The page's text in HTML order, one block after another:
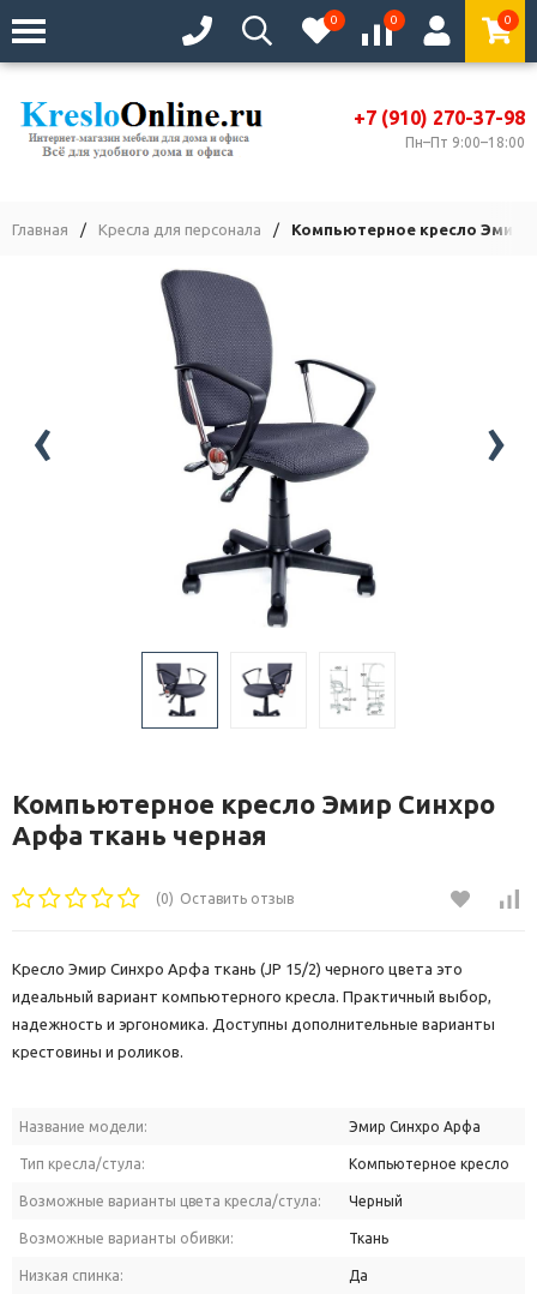
0 0 0
+7 (910) 270-37-98
Пн–Пт 9:00–18:00
Главная / Кресла для персонала / Компьютерное кресло Эмир
‹ ›
Компьютерное кресло Эмир Синхро
Арфа ткань черная
(0) Оставить отзыв
Кресло Эмир Синхро Арфа ткань (JP 15/2) черного цвета это
идеальный вариант компьютерного кресла. Практичный выбор,
надежность и эргономика. Доступны дополнительные варианты
крестовины и роликов.
Название модели: Эмир Синхро Арфа
Тип кресла/стула: Компьютерное кресло
Возможные варианты цвета кресла/стула: Черный
Возможные варианты обивки: Ткань
Низкая спинка: Да